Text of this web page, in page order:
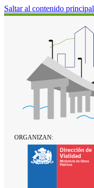
Saltar al contenido principal
ORGANIZAN: